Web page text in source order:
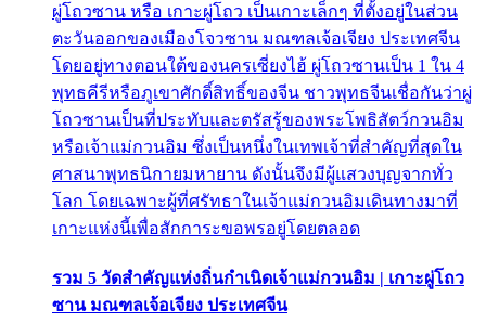
ผู่โถวซาน หรือ เกาะผู่โถว เป็นเกาะเล็กๆ ที่ตั้งอยู่ในส่วน
ตะวันออกของเมืองโจวซาน มณฑลเจ้อเจียง ประเทศจีน
โดยอยู่ทางตอนใต้ของนครเซี่ยงไฮ้ ผู่โถวซานเป็น 1 ใน 4
พุทธคีรีหรือภูเขาศักดิ์สิทธิ์ของจีน ชาวพุทธจีนเชื่อกันว่าผู่
โถวซานเป็นที่ประทับและตรัสรู้ของพระโพธิสัตว์กวนอิม
หรือเจ้าแม่กวนอิม ซึ่งเป็นหนึ่งในเทพเจ้าที่สำคัญที่สุดใน
ศาสนาพุทธนิกายมหายาน ดังนั้นจึงมีผู้แสวงบุญจากทั่ว
โลก โดยเฉพาะผู้ที่ศรัทธาในเจ้าแม่กวนอิมเดินทางมาที่
เกาะแห่งนี้เพื่อสักการะขอพรอยู่โดยตลอด
รวม 5 วัดสำคัญแห่งถิ่นกำเนิดเจ้าแม่กวนอิม | เกาะผู่โถว
ซาน มณฑลเจ้อเจียง ประเทศจีน